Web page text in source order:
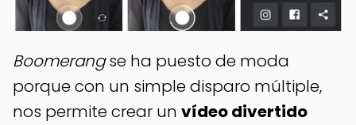
Boomerangse ha puesto de moda
porque con un simple disparo múltiple,
nos permite crear un vídeo divertido